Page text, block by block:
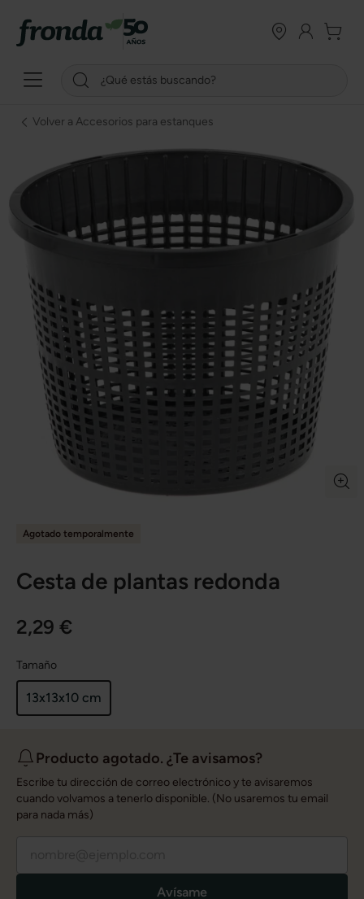
Volver a Accesorios para estanques
Agotado temporalmente
Cesta de plantas redonda
2,29 €
Tamaño
13x13x10 cm
Producto agotado. ¿Te avisamos?
Escribe tu dirección de correo electrónico y te avisaremos
cuando volvamos a tenerlo disponible. (No usaremos tu email
para nada más)
Avísame